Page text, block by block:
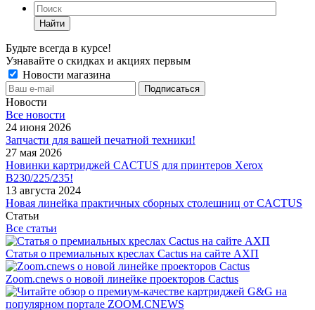
Найти
Будьте всегда в курсе!
Узнавайте о скидках и акциях первым
Новости магазина
Новости
Все новости
24 июня 2026
Запчасти для вашей печатной техники!
27 мая 2026
Новинки картриджей CACTUS для принтеров Xerox
B230/225/235!
13 августа 2024
Новая линейка практичных сборных столешниц от CACTUS
Статьи
Все статьи
Статья о премиальных креслах Cactus на сайте АХП
Zoom.cnews о новой линейке проекторов Cactus